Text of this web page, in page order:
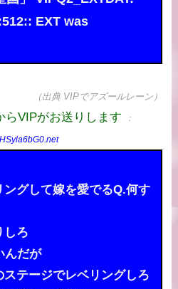
EXT was
（出典 VIPでアズールレーン）
らVIPがお送りします ：
グして嫁を愛でるQ.何す
しろ
んだが
テージでレベリングしろ